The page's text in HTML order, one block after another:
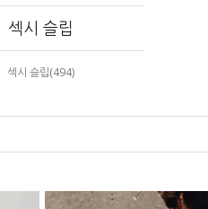
섹시 슬립
섹시 슬립(494)